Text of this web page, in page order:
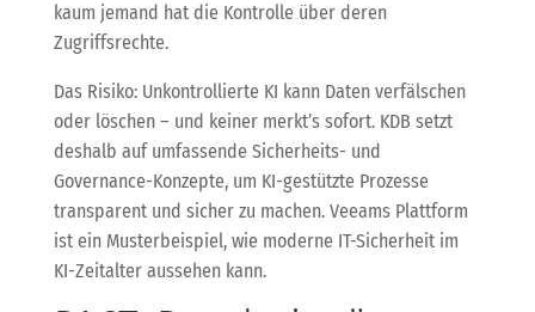
kaum jemand hat die Kontrolle über deren
Zugriffsrechte.
Das Risiko: Unkontrollierte KI kann Daten verfälschen
oder löschen – und keiner merkt’s sofort. KDB setzt
deshalb auf umfassende Sicherheits- und
Governance-Konzepte, um KI-gestützte Prozesse
transparent und sicher zu machen. Veeams Plattform
ist ein Musterbeispiel, wie moderne IT-Sicherheit im
KI-Zeitalter aussehen kann.